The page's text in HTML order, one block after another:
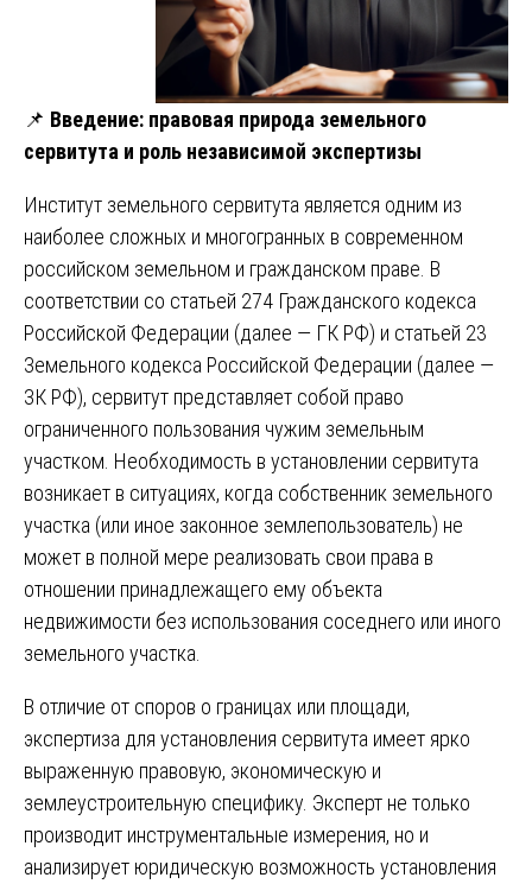
📌 Введение: правовая природа земельного
сервитута и роль независимой экспертизы
Институт земельного сервитута является одним из
наиболее сложных и многогранных в современном
российском земельном и гражданском праве. В
соответствии со статьей 274 Гражданского кодекса
Российской Федерации (далее — ГК РФ) и статьей 23
Земельного кодекса Российской Федерации (далее —
ЗК РФ), сервитут представляет собой право
ограниченного пользования чужим земельным
участком. Необходимость в установлении сервитута
возникает в ситуациях, когда собственник земельного
участка (или иное законное землепользователь) не
может в полной мере реализовать свои права в
отношении принадлежащего ему объекта
недвижимости без использования соседнего или иного
земельного участка.
В отличие от споров о границах или площади,
экспертиза для установления сервитута имеет ярко
выраженную правовую, экономическую и
землеустроительную специфику. Эксперт не только
производит инструментальные измерения, но и
анализирует юридическую возможность установления